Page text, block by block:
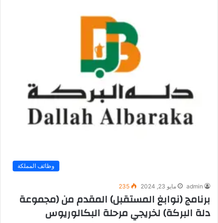
وظائف المملكة
admin مايو 23, 2024 235
برنامج (نوابغ المستقبل) المقدم من (مجموعة
دلة البركة) لخريجي مرحلة البكالوريوس